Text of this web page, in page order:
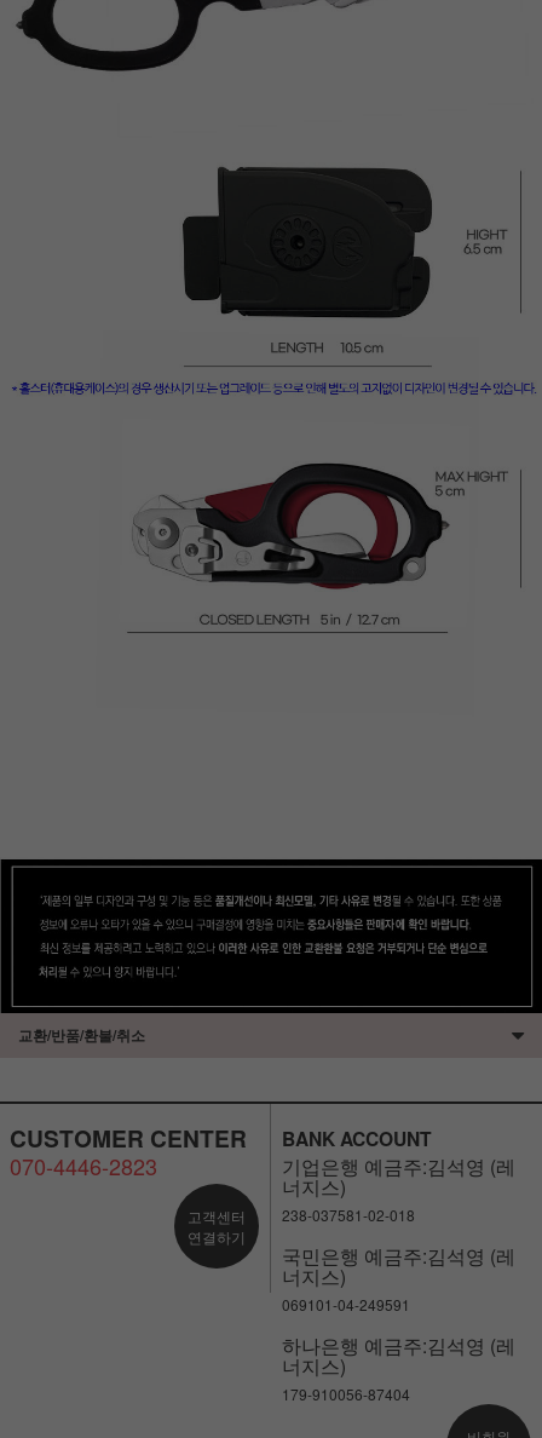
교환/반품/환불/취소
CUSTOMER CENTER
070-4446-2823
고객센터
연결하기
BANK ACCOUNT
기업은행 예금주:김석영 (레
너지스)
238-037581-02-018
국민은행 예금주:김석영 (레
너지스)
069101-04-249591
하나은행 예금주:김석영 (레
너지스)
179-910056-87404